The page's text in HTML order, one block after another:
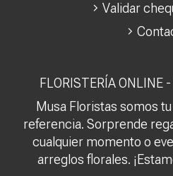
FLORISTERÍA ONLINE
Musa Floristas somos
referencia. Sorprende
cualquier momento o
arreglos florales.
Validar